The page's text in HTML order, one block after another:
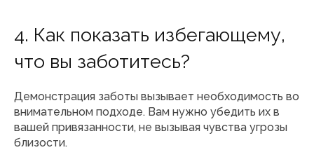
4. Как показать избегающему,
что вы заботитесь?
Демонстрация заботы вызывает необходимость во
внимательном подходе. Вам нужно убедить их в
вашей привязанности, не вызывая чувства угрозы
близости.